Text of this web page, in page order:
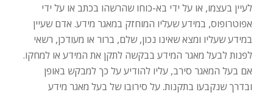
לעיין בעצמו, או על ידי בא-כוחו שהרשהו בכתב או על ידי
אפוטרופוס, במידע שעליו המוחזק במאגר מידע. אדם שעיין
במידע שעליו ומצא שאינו נכון, שלם, ברור או מעודכן, רשאי
לפנות לבעל מאגר המידע בבקשה לתקן את המידע או למחקו.
אם בעל המאגר סירב, עליו להודיע על כך למבקש באופן
ובדרך שנקבעו בתקנות. על סירובו של בעל מאגר מידע